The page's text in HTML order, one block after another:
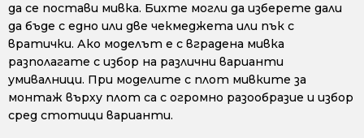
да се постави мивка. Бихте могли да изберете дали
да бъде с едно или две чекмеджета или пък с
вратички. Ако моделът е с вградена мивка
разполагате с избор на различни варианти
умивалници. При моделите с плот мивките за
монтаж върху плот са с огромно разообразие и избор
сред стотици варианти.